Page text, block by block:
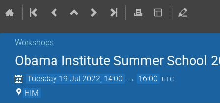
Workshops
Obama Institute Summer School
Tuesday 19 Jul 2022, 14:00 → 16:00 UTC
HIM